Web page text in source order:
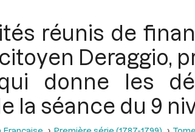
réunis de
Deraggio,
donne les
la séance du 9